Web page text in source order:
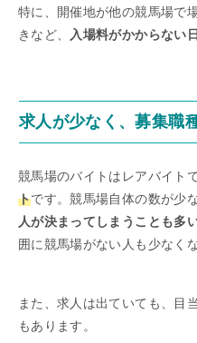
特に、開催地が他の競馬場で
きなど、
入場料がかからない
求人が少なく、募集職
競馬場のバイトはレアバイト
トです。競馬場自体の数が少
人が決まってしまうことも多
囲に競馬場がない人も少なく
また、求人は出ていても、目
もあります。